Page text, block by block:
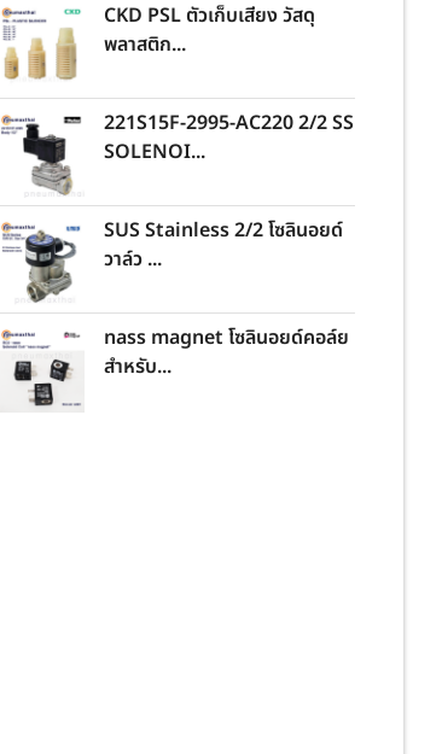
CKD PSL ตัวเก็บเสียง วัสดุ
พลาสติก...
221S15F-2995-AC220 2/2 SS
SOLENOI...
SUS Stainless 2/2 โซลินอยด์
วาล์ว ...
nass magnet โซลินอยด์คอล์ย
สำหรับ...